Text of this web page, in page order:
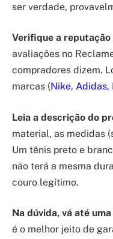
ser verdade,
Verifique a reputação
avaliações no
compradores dizem.
marcas (Nike, Adidas,
Leia a descrição do
material, as medidas
Um tênis preto e
não terá a mesma
couro legítimo.
Na dúvida, vá até
é o melhor jeito de